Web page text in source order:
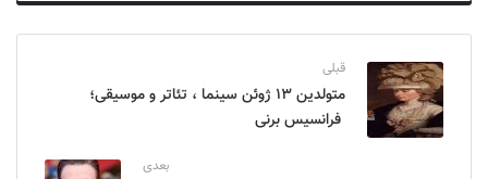
قبلی
متولدین ۱۳ ژوئن سینما ، تئاتر و موسیقی؛
فرانسیس برنی
بعدی